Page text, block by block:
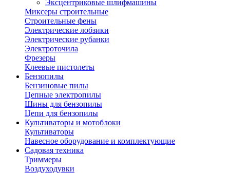
Эксцентриковые шлифмашины
Миксеры строительные
Строительные фены
Электрические лобзики
Электрические рубанки
Электроточила
Фрезеры
Клеевые пистолеты
Бензопилы
Бензиновые пилы
Цепные электропилы
Шины для бензопилы
Цепи для бензопилы
Культиваторы и мотоблоки
Культиваторы
Навесное оборудование и комплектующие
Садовая техника
Триммеры
Воздуходувки